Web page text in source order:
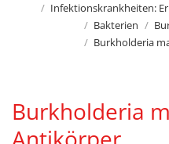
Infektionskrankheiten:
Bakterien
Burkholderia
Burkholderia